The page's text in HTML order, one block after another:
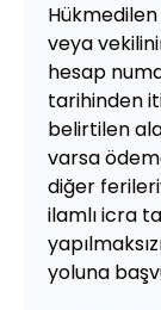
veya
hesap
tarihinden
belirtilen
varsa
diğer
ilamlı icra
yoluna